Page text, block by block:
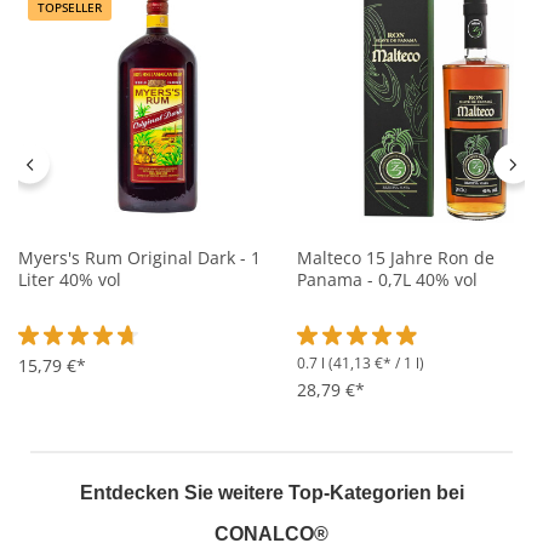
TOPSELLER
Myers's Rum Original Dark - 1
Liter 40% vol
Durchschnittliche Bewertung von 4.7 von 5 Sternen
15,79 €*
Malteco 15 Jahre Ron de
Panama - 0,7L 40% vol
Durchschnittliche
0.7 l (41,13 €* / 1 l)
28,79 €*
Entdecken Sie weitere Top-Kategorien bei
CONALCO®